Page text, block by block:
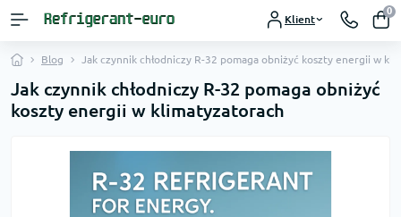
Klient
0
Blog Jak czynnik chłodniczy R-32 pomaga obniżyć koszty energii w
Jak czynnik chłodniczy R-32 pomaga obniżyć
koszty energii w klimatyzatorach